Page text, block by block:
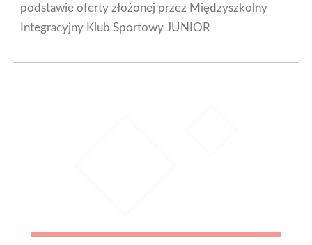
podstawie oferty złożonej przez Międzyszkolny
Integracyjny Klub Sportowy JUNIOR